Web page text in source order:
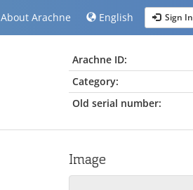
About Arachne English Sign In
Arachne ID:
Category:
Old serial number:
Image